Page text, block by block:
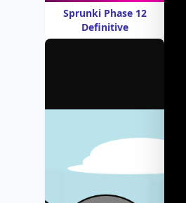
Sprunki Phase 12
Definitive